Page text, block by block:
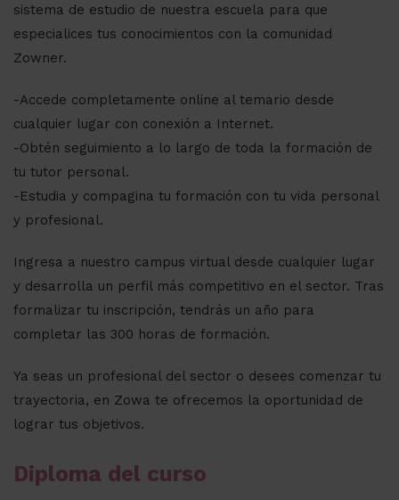
sistema de estudio de nuestra escuela para que
especialices tus conocimientos con la comunidad
Zowner.
-Accede completamente online al temario desde
cualquier lugar con conexión a Internet.
-Obtén seguimiento a lo largo de toda la formación de
tu tutor personal.
-Estudia y compagina tu formación con tu vida personal
y profesional.
Ingresa a nuestro campus virtual desde cualquier lugar
y desarrolla un perfil más competitivo en el sector. Tras
formalizar tu inscripción, tendrás un año para
completar las 300 horas de formación.
Ya seas un profesional del sector o desees comenzar tu
trayectoria, en Zowa te ofrecemos la oportunidad de
lograr tus objetivos.
Diploma del curso